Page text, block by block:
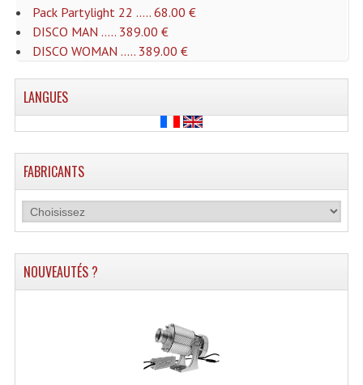
Lecteurs Cd À Plats
Lecteurs Cd À Plats Lecteur MP3
Lecteurs Double Cd Mixage Intégrée
Lecteurs Double Cd MP3
Limiteur De Niveau Sonore
Pack Partylight 22 ..... 68.00 €
DISCO MAN ..... 389.00 €
DISCO WOMAN ..... 389.00 €
LANGUES
FABRICANTS
NOUVEAUTÉS ?